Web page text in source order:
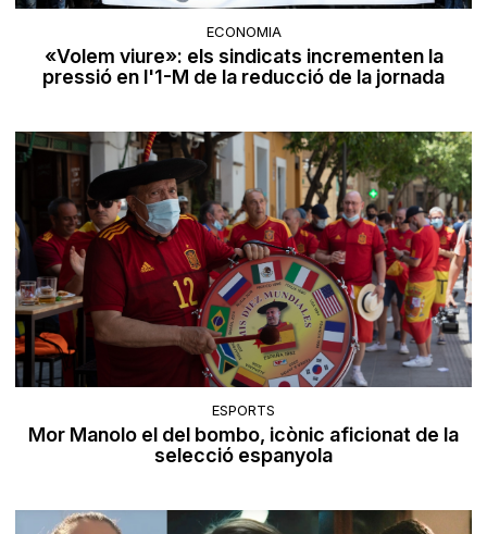
ECONOMIA
«Volem viure»: els sindicats incrementen la
pressió en l'1-M de la reducció de la jornada
ESPORTS
Mor Manolo el del bombo, icònic aficionat de la
selecció espanyola